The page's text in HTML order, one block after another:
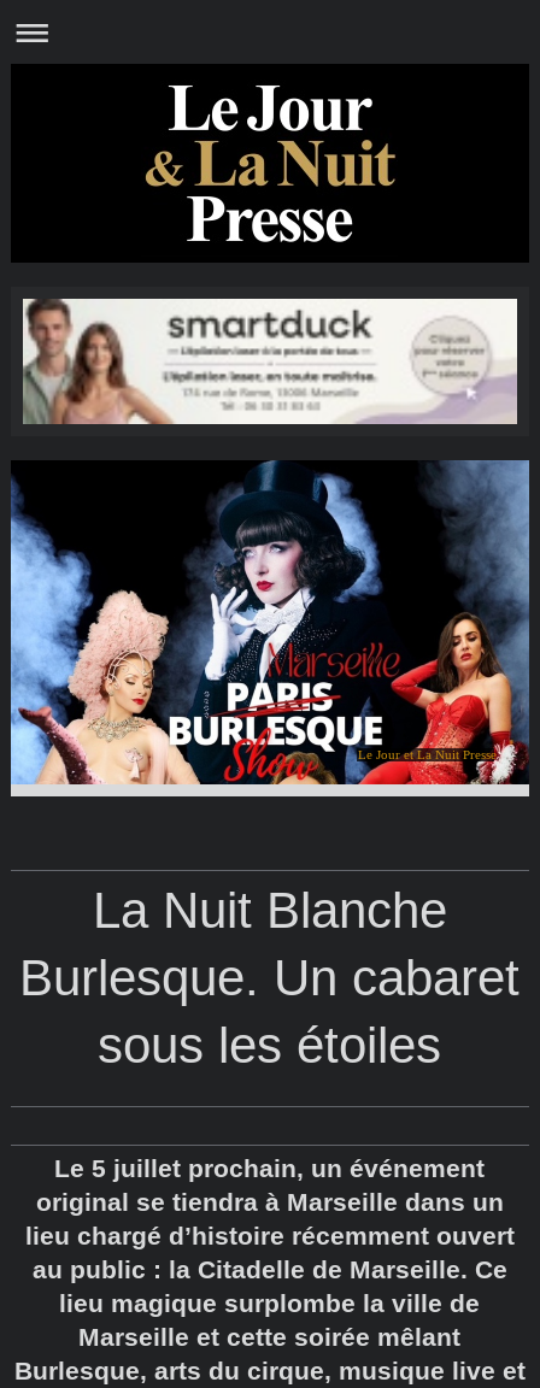
Le Jour et La Nuit Presse
La Nuit Blanche
Burlesque. Un cabaret
sous les étoiles
Le 5 juillet prochain, un événement
original se tiendra à Marseille dans un
lieu chargé d’histoire récemment ouvert
au public : la Citadelle de Marseille. Ce
lieu magique surplombe la ville de
Marseille et cette soirée mêlant
Burlesque, arts du cirque, musique live et